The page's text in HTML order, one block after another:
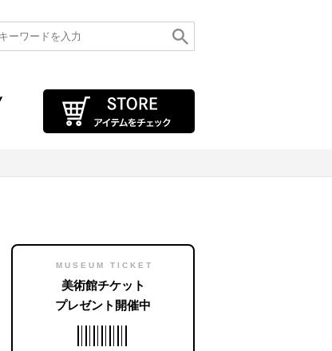
MUSEUM TICKET
美術館チケット
プレゼント開催中